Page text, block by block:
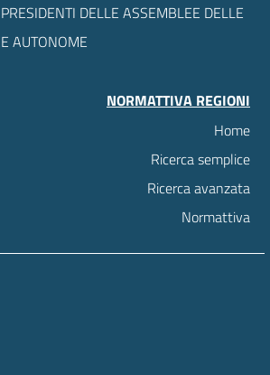
DELLE ASSEMBLEE DELLE
AUTONOME
NORMATTIVA REGIONI
Home
Ricerca semplice
Ricerca avanzata
Normattiva